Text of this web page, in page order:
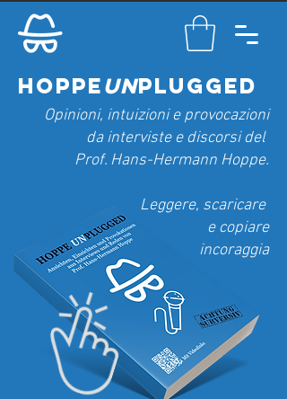
hoppeUNplugged
Opinioni, intuizioni e provocazioni
da interviste e discorsi del
Prof. Hans-Hermann Hoppe.
Leggere, scaricare
e copiare
incoraggia